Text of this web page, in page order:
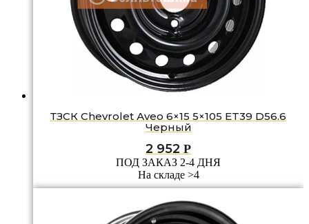
ТЗСК Chevrolet Аvео 6×15 5×105 ET39 D56.6
Черный
2 952 Р
ПОД ЗАКАЗ 2-4 ДНЯ
На складе >4